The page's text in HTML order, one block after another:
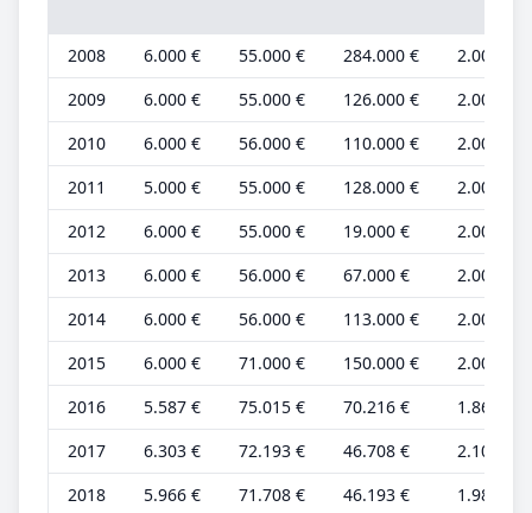
2008 6.000 € 55.000 € 284.000 €
2.000 €
2009
6.000 € 55.000 € 126.000 €
2.000 €
2010
6.000 € 56.000 € 110.000 €
2.000 €
2011
5.000 € 55.000 € 128.000 €
2.000 €
2012
6.000 € 55.000 € 19.000 €
2.000 €
2013
6.000 € 56.000 € 67.000 €
2.000 €
2014
6.000 € 56.000 € 113.000 €
2.000 €
2015
6.000 € 71.000 € 150.000 €
2.000 €
2016
5.587 € 75.015 € 70.216 €
1.862 €
2017
6.303 € 72.193 € 46.708 €
2.101 €
2018
5.966 € 71.708 € 46.193 €
1.989 €